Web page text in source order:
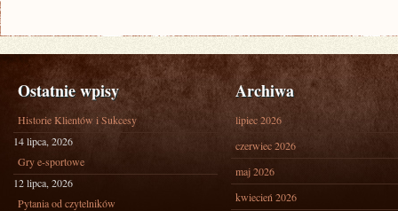
Ostatnie wpisy
Historie Klientów i Sukcesy
14 lipca, 2026
Gry e-sportowe
12 lipca, 2026
Pytania od czytelników
Archiwa
lipiec 2026
czerwiec 2026
maj 2026
kwiecień 2026